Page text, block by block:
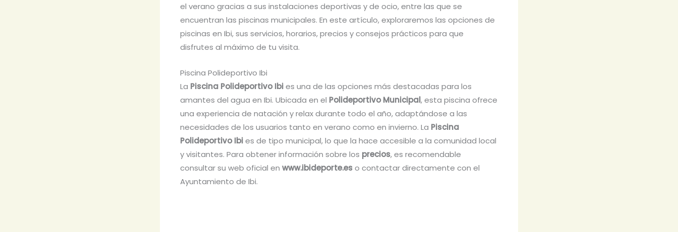
el verano gracias a sus instalaciones deportivas y de ocio, entre las que se
encuentran las piscinas municipales. En este artículo, exploraremos las opciones de
piscinas en Ibi, sus servicios, horarios, precios y consejos prácticos para que
disfrutes al máximo de tu visita.
Piscina Polideportivo Ibi
La Piscina Polideportivo Ibies una de las opciones más destacadas para los
amantes del agua en Ibi. Ubicada en el Polideportivo Municipal, esta piscina ofrece
una experiencia de natación y relax durante todo el año, adaptándose a las
necesidades de los usuarios tanto en verano como en invierno. La Piscina
Polideportivo Ibies de tipo municipal, lo que la hace accesible a la comunidad local
y visitantes. Para obtener información sobre los precios, es recomendable
consultar su web oficial en www.ibideporte.eso contactar directamente con el
Ayuntamiento de Ibi.